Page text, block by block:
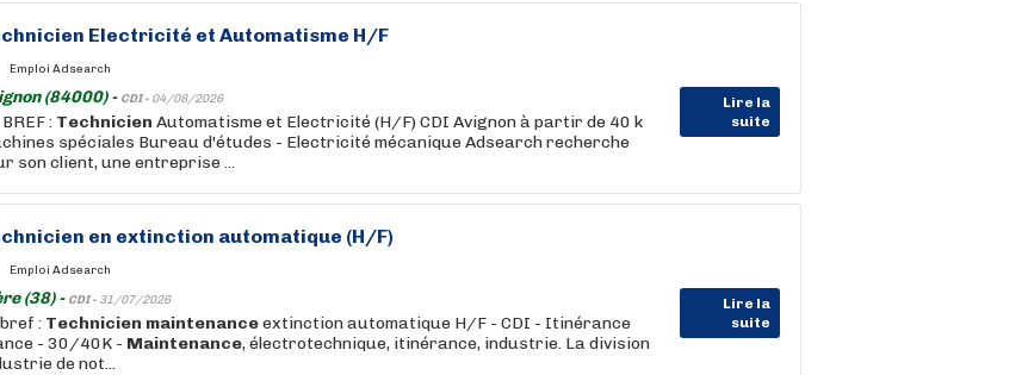
Electricité et Automatisme H/F
Emploi Adsearch
(84000) - CDI - 04/08/2026
Lire la
suite
: Technicien Automatisme et Electricité (H/F) CDI Avignon à partir de 40 k
spéciales Bureau d'études - Electricité mécanique Adsearch recherche
son client, une entreprise ...
en extinction automatique (H/F)
Emploi Adsearch
(38) - CDI - 31/07/2026
Lire la
suite
: Technicien maintenanceextinction automatique H/F - CDI - Itinérance
- 30/40K - Maintenance, électrotechnique, itinérance, industrie. La division
de not...